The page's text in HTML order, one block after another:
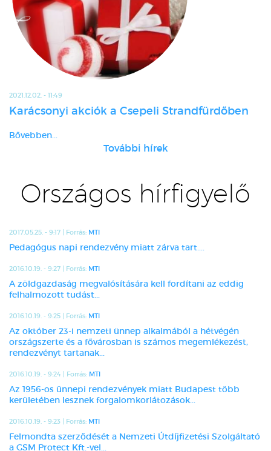
2021.12.02. - 11:49
Karácsonyi akciók a Csepeli Strandfürdőben
Bővebben...
További hírek
Országos hírfigyelő
2017.05.25. - 9:17 | Forrás: MTI
Pedagógus napi rendezvény miatt zárva tart....
2016.10.19. - 9:27 | Forrás: MTI
A zöldgazdaság megvalósítására kell fordítani az eddig
felhalmozott tudást...
2016.10.19. - 9:25 | Forrás: MTI
Az október 23-i nemzeti ünnep alkalmából a hétvégén
országszerte és a fővárosban is számos megemlékezést,
rendezvényt tartanak...
2016.10.19. - 9:24 | Forrás: MTI
Az 1956-os ünnepi rendezvények miatt Budapest több
kerületében lesznek forgalomkorlátozások...
2016.10.19. - 9:23 | Forrás: MTI
Felmondta szerződését a Nemzeti Útdíjfizetési Szolgáltató
a GSM Protect Kft.-vel...